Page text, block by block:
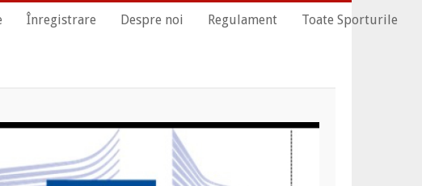
Înregistrare Despre noi Regulament Toate Sporturile